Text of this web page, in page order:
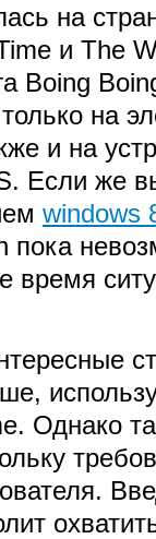
на
и The
Boing
на
и на
Если же
windows
пока
время
Однако